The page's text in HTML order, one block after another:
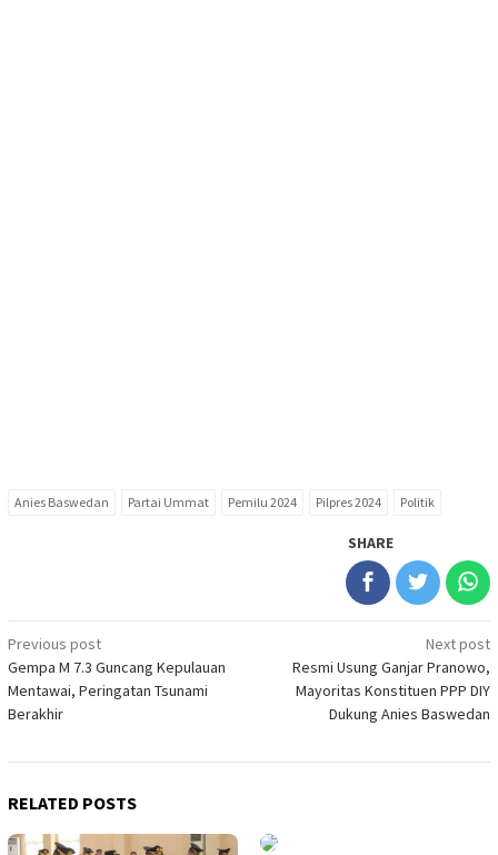
Anies Baswedan Partai Ummat Pemilu 2024 Pilpres 2024 Politik
SHARE
Post
navigation
Previous post
Gempa M 7.3 Guncang Kepulauan
Mentawai, Peringatan Tsunami
Berakhir
Next post
Resmi Usung Ganjar Pranowo,
Mayoritas Konstituen PPP DIY
Dukung Anies Baswedan
RELATED POSTS